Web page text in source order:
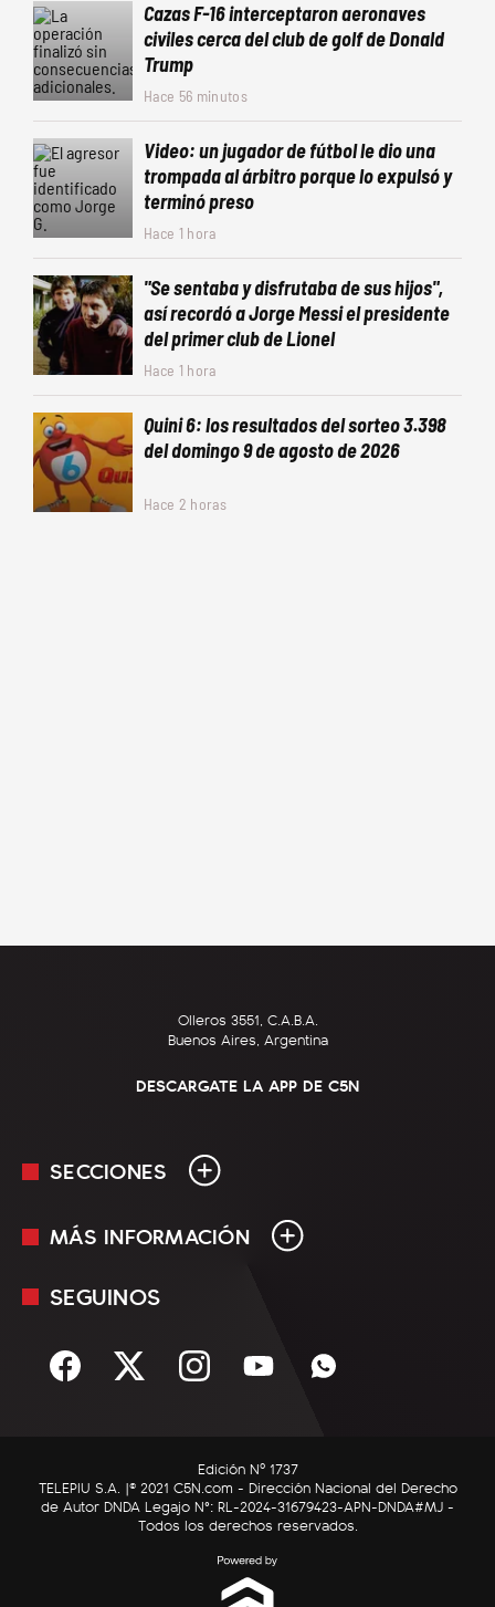
Cazas F-16 interceptaron aeronaves
civiles cerca del club de golf de Donald
Trump
Hace 56 minutos
Video: un jugador de fútbol le dio una
trompada al árbitro porque lo expulsó y
terminó preso
Hace 1 hora
"Se sentaba y disfrutaba de sus hijos",
así recordó a Jorge Messi el presidente
del primer club de Lionel
Hace 1 hora
Quini 6: los resultados del sorteo 3.398
del domingo 9 de agosto de 2026
Hace 2 horas
Olleros 3551, C.A.B.A.
Buenos Aires, Argentina
DESCARGATE LA APP DE C5N
SECCIONES
En Vivo
Sociedad
C5N Autos
RatingCero
MÁS INFORMACIÓN
Mediakit
Términos y condiciones
SEGUINOS
Edición Nº 1737
TELEPIU S.A. |© 2021 C5N.com - Dirección Nacional del Derecho
de Autor DNDA Legajo N°: RL-2024-31679423-APN-DNDA#MJ -
Todos los derechos reservados.